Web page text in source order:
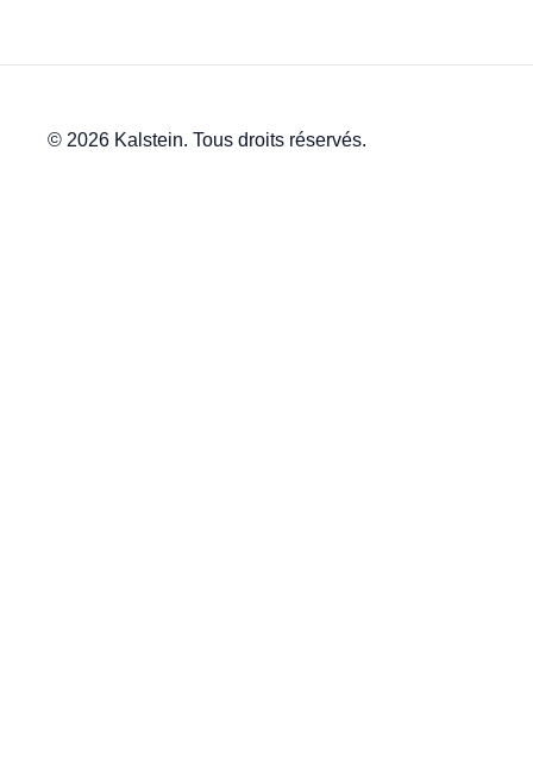
© 2026 Kalstein. Tous droits réservés.